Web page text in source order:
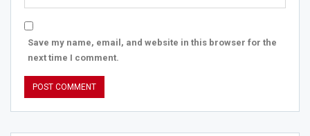
Save my name, email, and website in this browser for the
next time I comment.